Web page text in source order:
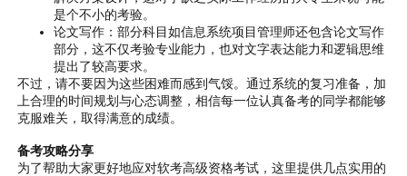
是个不小的考验。
论文写作：部分科目如信息系统项目管理师还包含论文写作
部分，这不仅考验专业能力，也对文字表达能力和逻辑思维
提出了较高要求。
不过，请不要因为这些困难而感到气馁。通过系统的复习准备，加
上合理的时间规划与心态调整，相信每一位认真备考的同学都能够
克服难关，取得满意的成绩。
备考攻略分享
为了帮助大家更好地应对软考高级资格考试，这里提供几点实用的